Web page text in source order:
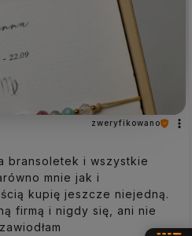
zweryfikowano
bransoletek i wszystkie
mnie jak i
kupię jeszcze niejedną.
firmą i nigdy się, ani nie